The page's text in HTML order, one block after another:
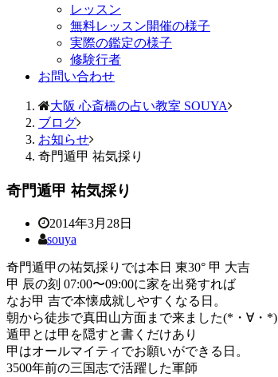
レッスン
無料レッスン開催の様子
実際の鑑定の様子
修験行者
お問い合わせ
大阪 心斎橋の占い教室 SOUYA
ブログ
お知らせ
奇門遁甲 祐気採り
奇門遁甲 祐気採り
2014年3月28日
souya
奇門遁甲の祐気採りでは本日 東30° 甲 大吉
甲 辰の刻 07:00〜09:00に家を出発すれば
なお甲 吉で本懐成就しやすくなる日。
朝から徒歩で真田山方面まで来ました(*・∀・*)
遁甲とは甲を隠すと書くだけあり
甲はオールマイティでお願いができる日。
3500年前の三国志で活躍した軍師